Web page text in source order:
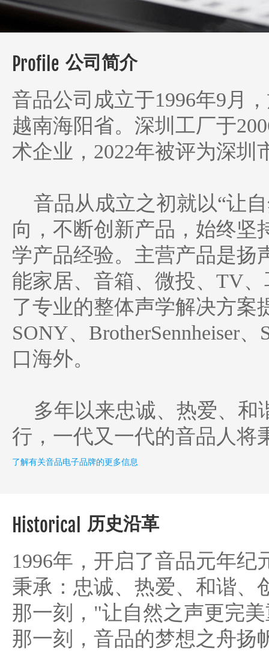
Profile 公司简介
音品公司成立于1996年9月
越南海阳省。深圳工厂于
术企业，2022年被评为深圳
音品从成立之初就以“让
向，不断创新产品，始终坚
学产品经验。主营产品是扬
能家居、音箱、微投、TV
了专业的整体声学解决方案
SONY、BrotherSennheiser
口海外。
多年以来忠诚、热爱、和
行，一代又一代的音品人将
了解有关音品电子品牌的更多信息
Historical 历史沿革
1996年，开启了音品元年纪
秉承：忠诚、热爱、和谐、
那一刻，"让自然之声更完
那一刻，音品的梦想之舟扬